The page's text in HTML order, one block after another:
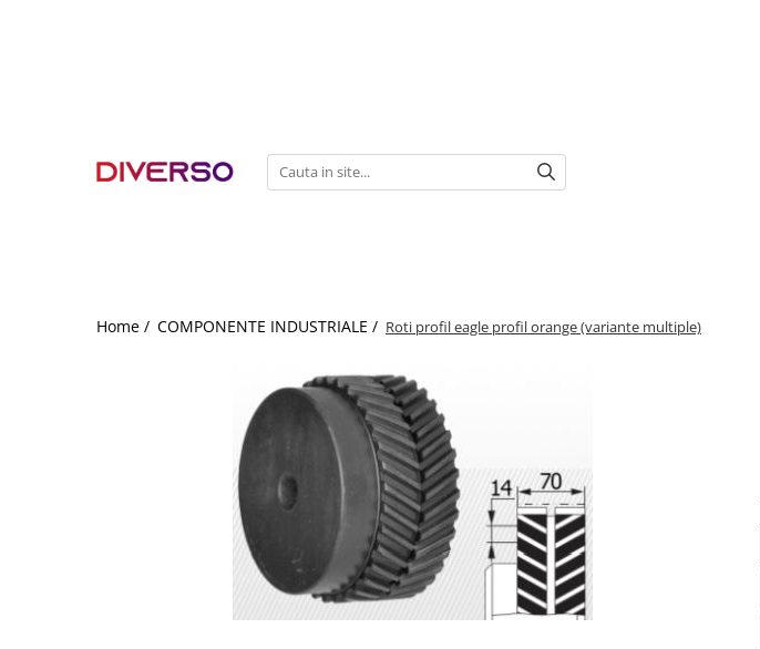
Home / COMPONENTE INDUSTRIALE / Roti profil eagle profil orange (variante multiple)